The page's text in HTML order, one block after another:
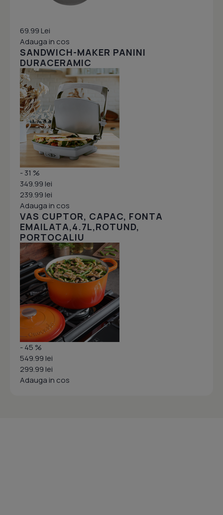
69.99 Lei
Adauga in cos
SANDWICH-MAKER PANINI
DURACERAMIC
- 31 %
349.99 lei
239.99 lei
Adauga in cos
VAS CUPTOR, CAPAC, FONTA
EMAILATA,4.7L,ROTUND,
PORTOCALIU
- 45 %
549.99 lei
299.99 lei
Adauga in cos